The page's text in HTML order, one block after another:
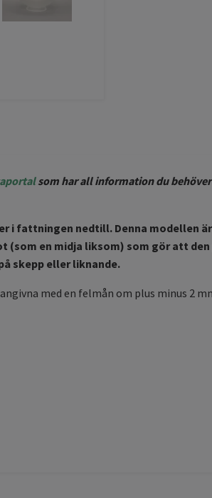
som har all information du
fattningen nedtill. Denna modellen
(som en midja liksom) som gör att
skepp eller liknande.
med en felmån om plus minus 2